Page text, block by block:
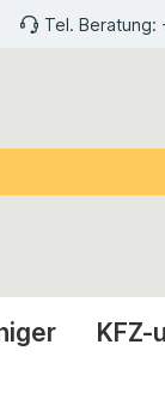
Tel. Beratung:
KFZ-